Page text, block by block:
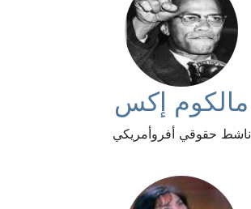
مالكوم إكس
ناشط حقوقي أفروأمريكي